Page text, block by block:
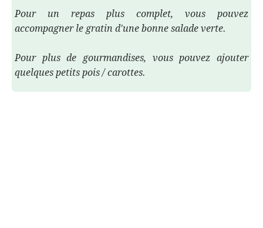
Pour un repas plus complet, vous pouvez
accompagner le gratin d'une bonne salade verte.
Pour plus de gourmandises, vous pouvez ajouter
quelques petits pois / carottes.